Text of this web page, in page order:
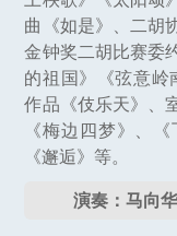
曲《如是》、二胡
金钟奖二胡比赛委
的祖国》《弦意岭
作品《伎乐天》、
《梅边四梦》、
《邂逅》等。
演奏：马向华